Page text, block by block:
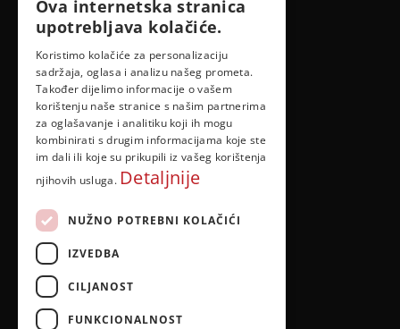
Izbornik
O nama
Pravila privatnosti
Ova internetska stranica
upotrebljava kolačiće.
Koristimo kolačiće za personalizaciju
sadržaja, oglasa i analizu našeg prometa.
Također dijelimo informacije o vašem
korištenju naše stranice s našim partnerima
za oglašavanje i analitiku koji ih mogu
kombinirati s drugim informacijama koje ste
im dali ili koje su prikupili iz vašeg korištenja
njihovih usluga. Detaljnije
NUŽNO POTREBNI KOLAČIĆI
IZVEDBA
CILJANOST
FUNKCIONALNOST